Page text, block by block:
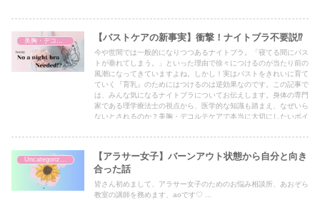
美胸・デコルテ 【バストケアの新事実】衝撃！ナイトブラ不要説⁉
今や世間では一般的になりつつあるナイトブラ。「寝てる間にバス
トが垂れてしまう。」といった理由で徐々につけるのが当たり前の
風潮になってきていますよね。しかし！実はバストをきれいに育て
ていく『育乳』のためにはつけるのは逆効果なのです。この記事で
は、みんな気になるナイトブラについてお伝えします。身体の専門
家である理学療法士の視点から、医学的な知識も踏まえ、なぜいら
ないとされるのか？美胸・デコルテケアで本当に大切にしたいポイ
ますね。
Uncategorized
【アラサー女子】バーンアウト状態から自分と向き
合った話
皆さん初めまして、アラサー女子のためのお悩み相談所、あおぞら
教室の講師を務めます、aoです♡ ...